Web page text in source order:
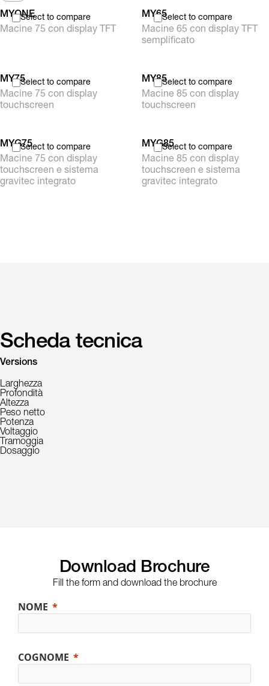
Select to compare
MYONE
Macine 75 con display TFT
Select to compare
MY65
Macine 65 con display TFT
semplificato
Select to compare
MY75
Macine 75 con display
touchscreen
Select to compare
MY85
Macine 85 con display
touchscreen
Select to compare
MYG75
Macine 75 con display
touchscreen e sistema
gravitec integrato
Select to compare
MYG85
Macine 85 con display
touchscreen e sistema
gravitec integrato
Scheda tecnica
Versions
Larghezza
Profondità
Altezza
Peso netto
Potenza
Voltaggio
Tramoggia
Dosaggio
Download Brochure
Fill the form and download the brochure
NOME
COGNOME